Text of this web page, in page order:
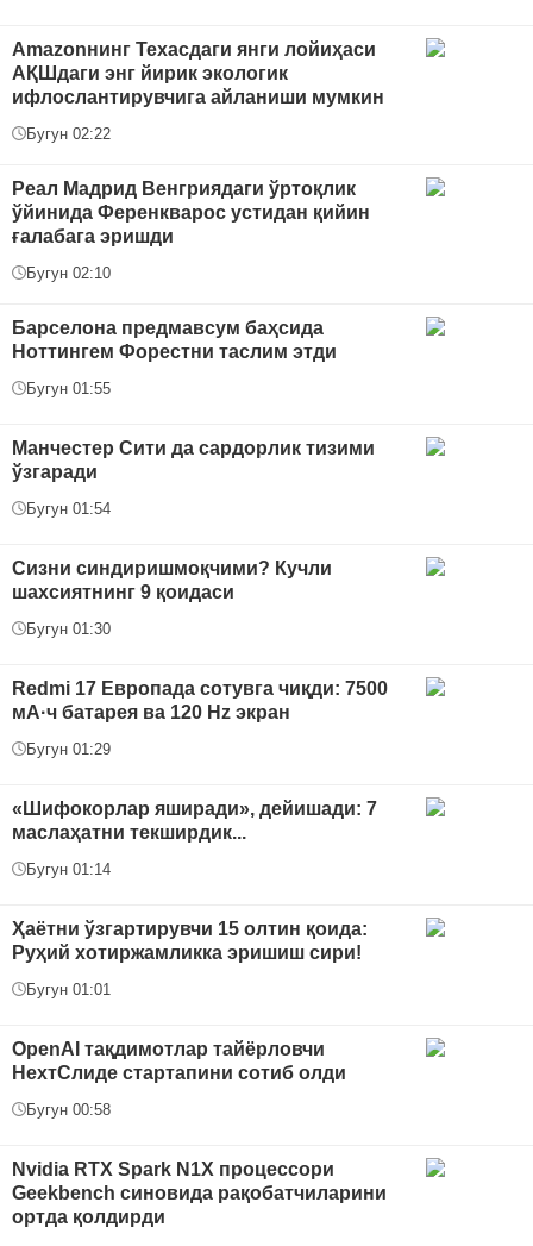
Amazonнинг Техасдаги янги лойиҳаси
АҚШдаги энг йирик экологик
ифлослантирувчига айланиши мумкин
Бугун 02:22
Реал Мадрид Венгриядаги ўртоқлик
ўйинида Ференкварос устидан қийин
ғалабага эришди
Бугун 02:10
Барселона предмавсум баҳсида
Ноттингем Форестни таслим этди
Бугун 01:55
Манчестер Сити да сардорлик тизими
ўзгаради
Бугун 01:54
Сизни синдиришмоқчими? Кучли
шахсиятнинг 9 қоидаси
Бугун 01:30
Redmi 17 Европада сотувга чиқди: 7500
мА·ч батарея ва 120 Hz экран
Бугун 01:29
«Шифокорлар яширади», дейишади: 7
маслаҳатни текширдик...
Бугун 01:14
Ҳаётни ўзгартирувчи 15 олтин қоида:
Руҳий хотиржамликка эришиш сири!
Бугун 01:01
OpenAI тақдимотлар тайёрловчи
НехтСлиде стартапини сотиб олди
Бугун 00:58
Nvidia RTX Spark N1X процессори
Geekbench синовида рақобатчиларини
ортда қолдирди